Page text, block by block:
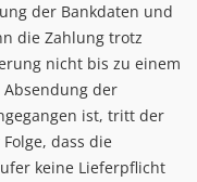
der Bankdaten und
die Zahlung trotz
nicht bis zu einem
der
ist, tritt der
dass die
keine Lieferpflicht